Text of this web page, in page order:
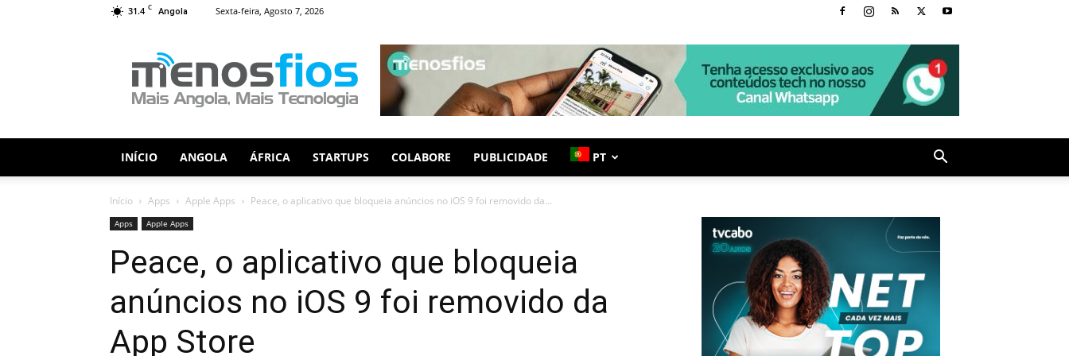
31.4 C Angola Sexta-feira, Agosto 7, 2026
Fios
INÍCIO ANGOLA ÁFRICA STARTUPS COLABORE PUBLICIDADE PT
Início Apps Apple Apps Peace, o aplicativo que bloqueia anúncios no iOS 9 foi removido da...
Apps Apple Apps
Peace, o aplicativo que bloqueia
anúncios no iOS 9 foi removido da
App Store